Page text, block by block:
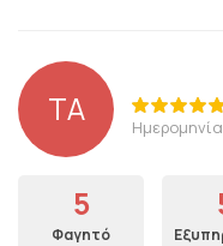
TA
5
Φαγητό